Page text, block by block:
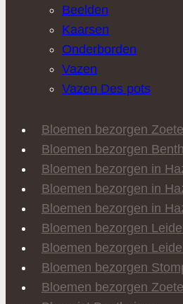
Beelden
Kaarsen
Onderborden
Vazen
Vazen Des pots
Bloemen bezorgen
Bloemen bezorgen
Bloemen bezorgen in
Bloemen bezorgen in
Bloemen bezorgen in
Bloemen bezorgen
Bloemen bezorgen
Bloemen bezorgen
Bloemen bezorgen